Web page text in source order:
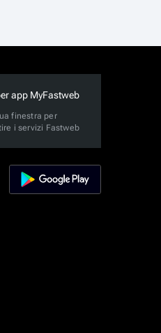
app MyFastweb
finestra per
i servizi Fastweb